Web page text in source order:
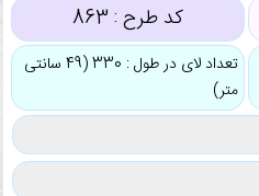
کد طرح : 863
تعداد لای در طول : 330 (49 سانتی
متر)